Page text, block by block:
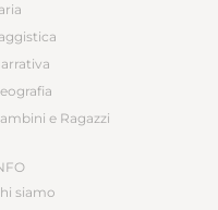
e Ragazzi
siamo